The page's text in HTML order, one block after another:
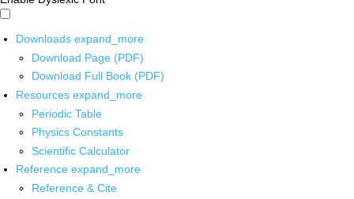
Downloads expand_more
Download Page (PDF)
Download Full Book (PDF)
Resources expand_more
Periodic Table
Physics Constants
Scientific Calculator
Reference expand_more
Reference & Cite